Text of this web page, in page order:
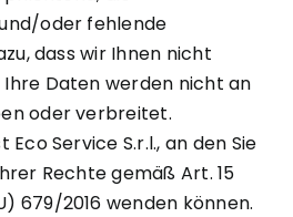
oder fehlende
dass wir Ihnen nicht
Daten werden nicht an
oder verbreitet.
Service S.r.l., an den Sie
Rechte gemäß Art. 15
679/2016 wenden können.